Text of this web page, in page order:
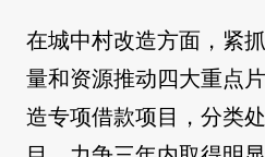
在城中村改造方面，紧
量和资源推动四大重点
造专项借款项目，分类